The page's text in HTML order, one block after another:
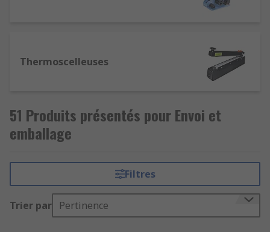
Thermoscelleuses
51 Produits présentés pour Envoi et
emballage
Filtres
Trier par Pertinence